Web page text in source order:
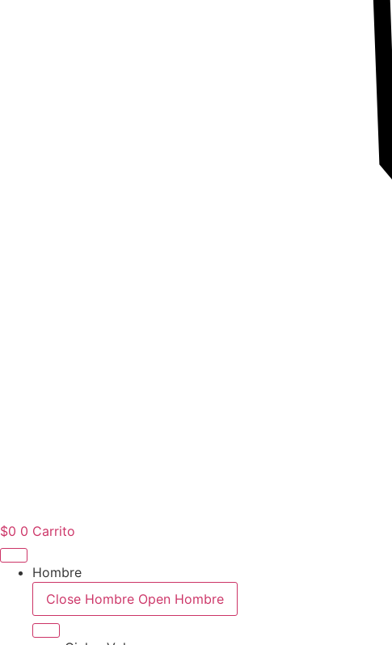
$0 0 Carrito
Hombre
Close Hombre Open Hombre